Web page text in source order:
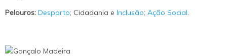
Pelouros: Desporto; Cidadania e Inclusão; Ação Social.